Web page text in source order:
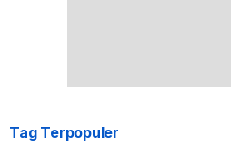
Tag Terpopuler